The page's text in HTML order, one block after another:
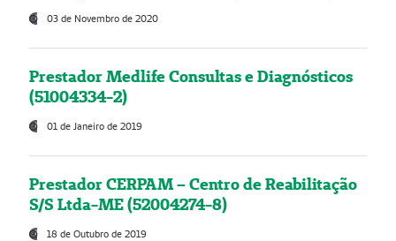
03 de Novembro de 2020
Prestador Medlife Consultas e Diagnósticos
(51004334-2)
01 de Janeiro de 2019
Prestador CERPAM – Centro de Reabilitação
S/S Ltda-ME (52004274-8)
18 de Outubro de 2019